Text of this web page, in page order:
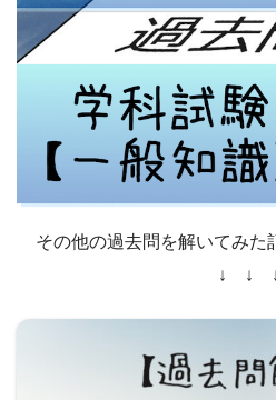
その他の過去問を解いてみた
↓ ↓